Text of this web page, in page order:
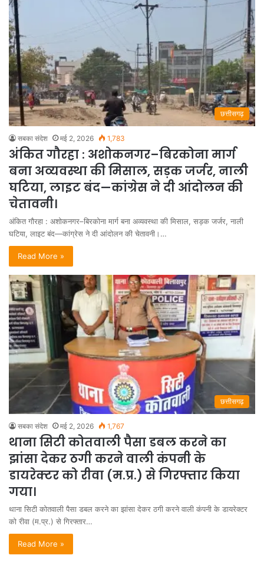
छत्तीसगढ़
सबका संदेश मई 2, 2026 1,783
अंकित गौरहा : अशोकनगर–बिरकोना मार्ग
बना अव्यवस्था की मिसाल, सड़क जर्जर, नाली
घटिया, लाइट बंद—कांग्रेस ने दी आंदोलन की
चेतावनी।
अंकित गौरहा : अशोकनगर–बिरकोना मार्ग बना अव्यवस्था की मिसाल, सड़क जर्जर, नाली
घटिया, लाइट बंद—कांग्रेस ने दी आंदोलन की चेतावनी।…
Read More »
छत्तीसगढ़
सबका संदेश मई 2, 2026 1,767
थाना सिटी कोतवाली पैसा डबल करने का
झांसा देकर ठगी करने वाली कंपनी के
डायरेक्टर को रीवा (म.प्र.) से गिरफ्तार किया
गया।
थाना सिटी कोतवाली पैसा डबल करने का झांसा देकर ठगी करने वाली कंपनी के डायरेक्टर
को रीवा (म.प्र.) से गिरफ्तार…
Read More »